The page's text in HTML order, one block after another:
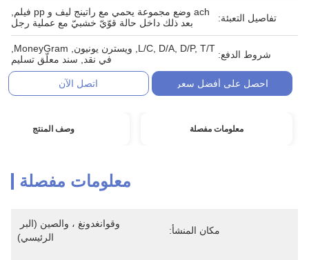
تفاصيل التعبئة:
ach وضع مجموعة يحمي مع راتينج ليف و pp فيلم,
بعد ذلك داخل حالة قوّيّ خشبيّ مع عملية رجل
شروط الدفع:
في نقد, سند معلّق تسليم
احصل على أفضل سعر اتصل الآن
معلومات مفصلة وصف المنتج
معلومات مفصلة
مكان المنشأ:
الرئيسي)